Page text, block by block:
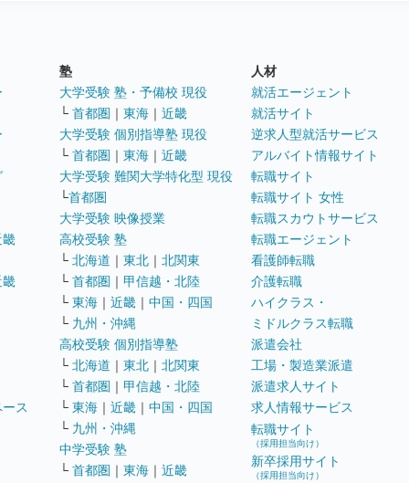
畿
畿
ス
塾
大学受験 塾・予備校 現役
└ 首都圏 ｜ 東海 ｜ 近畿
大学受験 個別指導塾 現役
└ 首都圏 ｜ 東海 ｜ 近畿
大学受験 難関大学特化型 現役
└首都圏
大学受験 映像授業
高校受験 塾
└ 北海道 ｜ 東北 ｜ 北関東
└ 首都圏 ｜ 甲信越・北陸
└ 東海 ｜ 近畿 ｜ 中国・四国
└ 九州・沖縄
高校受験 個別指導塾
└ 北海道 ｜ 東北 ｜ 北関東
└ 首都圏 ｜ 甲信越・北陸
└ 東海 ｜ 近畿 ｜ 中国・四国
└ 九州・沖縄
中学受験 塾
└ 首都圏 ｜ 東海 ｜ 近畿
人材
就活エージェント
就活サイト
逆求人型就活サービス
アルバイト情報サイト
転職サイト
転職サイト 女性
転職スカウトサービス
転職エージェント
看護師転職
介護転職
ハイクラス・
ミドルクラス転職
派遣会社
工場・製造業派遣
派遣求人サイト
求人情報サービス
転職サイト
（採用担当向け）
新卒採用サイト
（採用担当向け）